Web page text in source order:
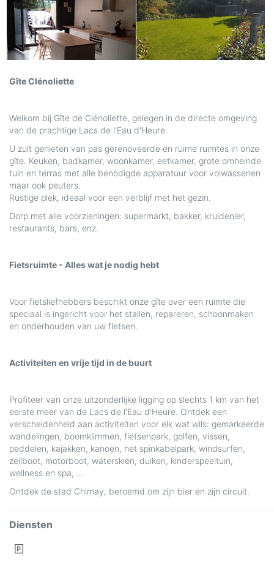
Gîte Clénoliette
Welkom bij Gîte de Clénoliette, gelegen in de directe omgeving
van de prachtige Lacs de l'Eau d'Heure.
U zult genieten van pas gerenoveerde en ruime ruimtes in onze
gîte. Keuken, badkamer, woonkamer, eetkamer, grote omheinde
tuin en terras met alle benodigde apparatuur voor volwassenen
maar ook peuters.
Rustige plek, ideaal voor een verblijf met het gezin.
Dorp met alle voorzieningen: supermarkt, bakker, kruidenier,
restaurants, bars, enz.
Fietsruimte - Alles wat je nodig hebt
Voor fietsliefhebbers beschikt onze gîte over een ruimte die
speciaal is ingericht voor het stallen, repareren, schoonmaken
en onderhouden van uw fietsen.
Activiteiten en vrije tijd in de buurt
Profiteer van onze uitzonderlijke ligging op slechts 1 km van het
eerste meer van de Lacs de l'Eau d'Heure. Ontdek een
verscheidenheid aan activiteiten voor elk wat wils: gemarkeerde
wandelingen, boomklimmen, fietsenpark, golfen, vissen,
peddelen, kajakken, kanoën, het spinkabelpark, windsurfen,
zeilboot, motorboot, waterskiën, duiken, kinderspeeltuin,
wellness en spa, ...
Ontdek de stad Chimay, beroemd om zijn bier en zijn circuit.
Diensten